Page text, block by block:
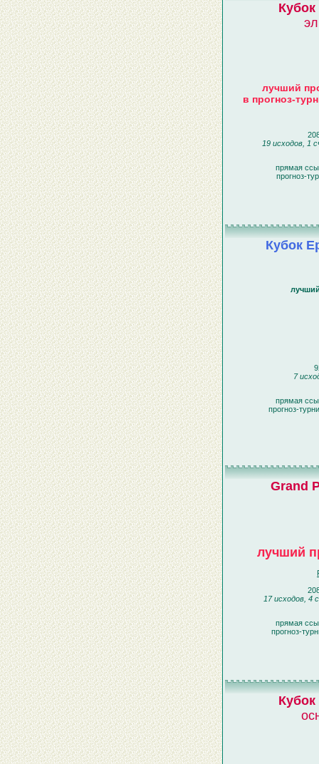
лучший
в прогноз-
19 исходов, 1
прямая
прогноз-
Кубок
7
прямая
прогноз-
Grand
лучший
17 исходов, 4
прямая
прогноз-